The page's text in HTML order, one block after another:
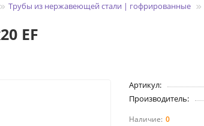
Трубы из нержавеющей стали | гофрированные
EF
Артикул:
Производитель:
0